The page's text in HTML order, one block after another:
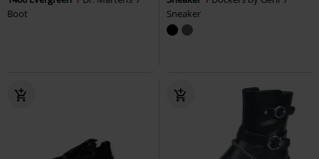
Boot
Sneaker